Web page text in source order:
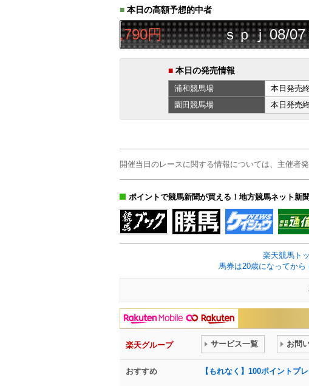
■ 本日の高額予想的中者
16,790円 ｓｐｊ 08/07浦
■ 本日の発売情報
浦和競馬場 本日発売
園田競馬場 本日発売
開催当日のレースに関する情報については、主催者
ポイントで競馬新聞が買える！地方競馬ネット新聞
楽天競馬ト
馬券は20歳になってか
楽天グループ サービス一覧 お問
おすすめ 【もれなく】100ポイント